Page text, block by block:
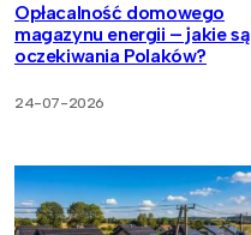
Opłacalność domowego
magazynu energii – jakie są
oczekiwania Polaków?
24-07-2026